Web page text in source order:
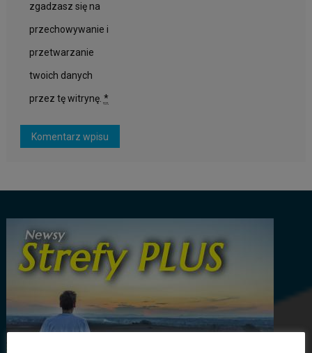
zgadzasz się na
przechowywanie i
przetwarzanie
twoich danych
przez tę witrynę. *